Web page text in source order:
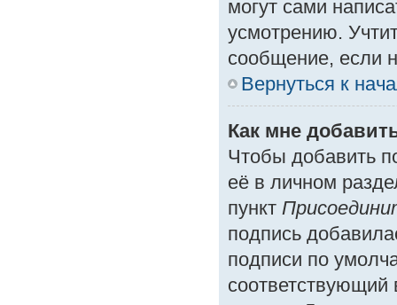
могут сами
усмотрению.
сообщение, если
Вернуться к
Как мне
Чтобы добавить
её в личном
пункт
подпись
подписи по